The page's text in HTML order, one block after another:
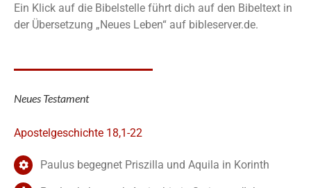
Ein Klick auf die Bibelstelle führt dich auf den Bibeltext in
der Übersetzung „Neues Leben“ auf bibleserver.de.
Neues Testament
Apostelgeschichte 18,1-22
Paulus begegnet Priszilla und Aquila in Korinth